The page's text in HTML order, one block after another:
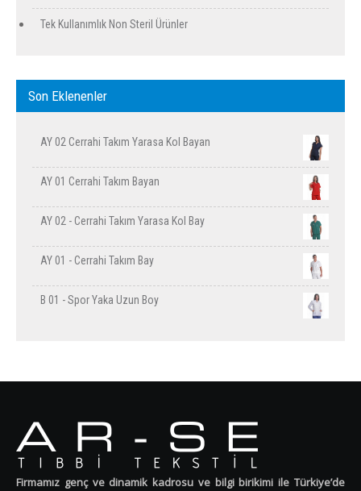
Tek Kullanımlık Non Steril Ürünler
Son Eklenenler
AY 02 Cerrahi Takım Yarasa Kol Bayan
AY 01 Cerrahi Takım Bayan
AY 02 - Cerrahi Takım Yarasa Kol Bay
AY 01 - Cerrahi Takım Bay
B 01 - Spor Yaka Uzun Boy
Firmamız genç ve dinamik kadrosu ve bilgi birikimi ile Türkiye’de